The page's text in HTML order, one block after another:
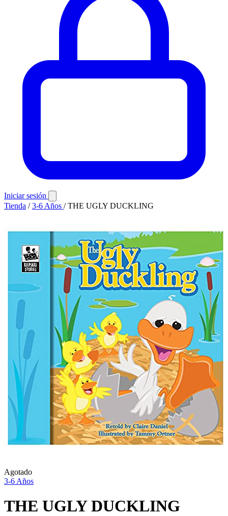
Iniciar sesión
Tienda / 3-6 Años / THE UGLY DUCKLING
Agotado
3-6 Años
THE UGLY DUCKLING